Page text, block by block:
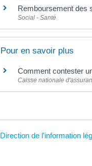
Remboursement des
Social - Santé
Pour en savoir plus
Comment contester
Caisse nationale
Direction de l'information